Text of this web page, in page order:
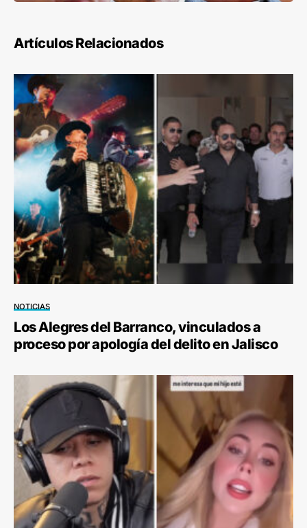
Artículos Relacionados
NOTICIAS
Los Alegres del Barranco, vinculados a
proceso por apología del delito en Jalisco